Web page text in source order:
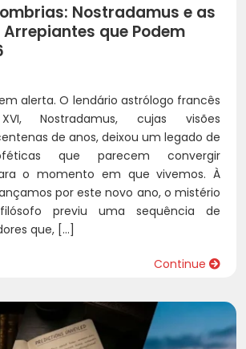
Nostradamus e as
Arrepiantes que Podem
alerta. O lendário astrólogo francês
Nostradamus, cujas visões
de anos, deixou um legado de
que parecem convergir
o momento em que vivemos. À
por este novo ano, o mistério
previu uma sequência de
que, […]
Continue